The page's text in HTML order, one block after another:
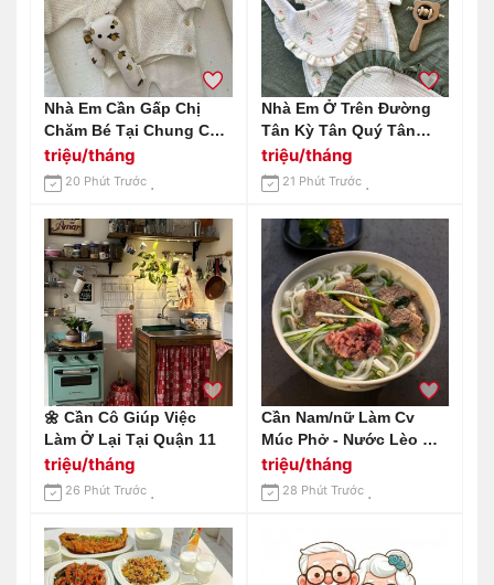
Nhà Em Cần Gấp Chị
Chăm Bé Tại Chung Cư
Celadon City, Quận Tân
Phú Lương 13 Triệu
triệu/tháng
20 Phút Trước
Nhà Em Ở Trên Đường
Tân Kỳ Tân Quý Tân
Phú Cần Gấp 1 Chị
Chăm Em Bé 9 Tháng
(cần Người Ở Lại Bao
Ăn Ở)
triệu/tháng
21 Phút Trước
🌼 Cần Cô Giúp Việc
Làm Ở Lại Tại Quận 11
triệu/tháng
26 Phút Trước
Cần Nam/nữ Làm Cv
Múc Phở - Nước Lèo Ở
Quận 1 - Làm Ở Lại
triệu/tháng
28 Phút Trước